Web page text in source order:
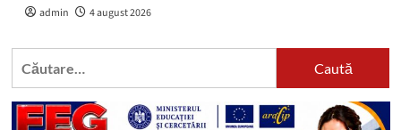
admin 4 august 2026
Caută